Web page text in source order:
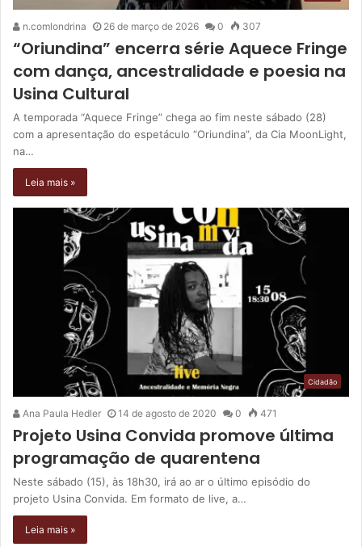
n.comlondrina 26 de março de 2026 0 307
“Oriundina” encerra série Aquece Fringe
com dança, ancestralidade e poesia na
Usina Cultural
A temporada “Aquece Fringe” chega ao fim neste sábado (28)
com a apresentação do espetáculo “Oriundina”, da Cia MoonLight,
na…
Leia mais »
Cidadão
Ana Paula Hedler 14 de agosto de 2020 0 471
Projeto Usina Convida promove última
programação de quarentena
Neste sábado (15), às 18h30, irá ao ar o último episódio do
projeto Usina Convida. Em formato de live, a…
Leia mais »